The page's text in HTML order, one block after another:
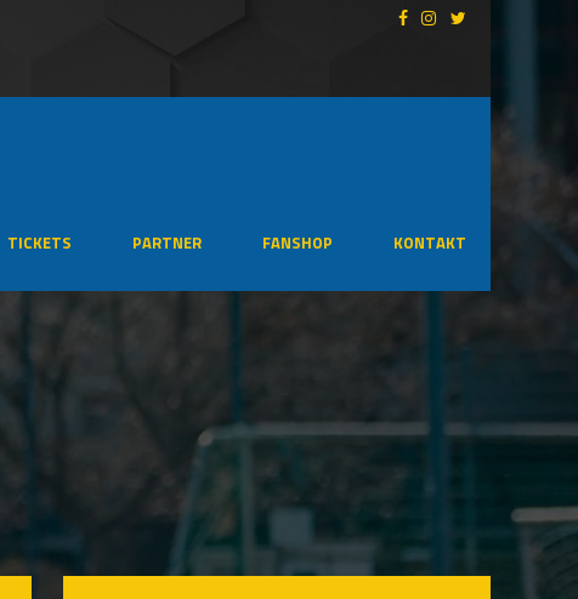
TICKETS PARTNER FANSHOP KONTAKT